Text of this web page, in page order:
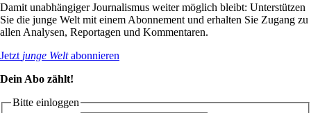
Damit unabhängiger Journalismus weiter möglich bleibt: Unterstützen
Sie die junge Welt mit einem Abonnement und erhalten Sie Zugang zu
allen Analysen, Reportagen und Kommentaren.
Jetzt junge Weltabonnieren
Dein Abo zählt!
Bitte einloggen